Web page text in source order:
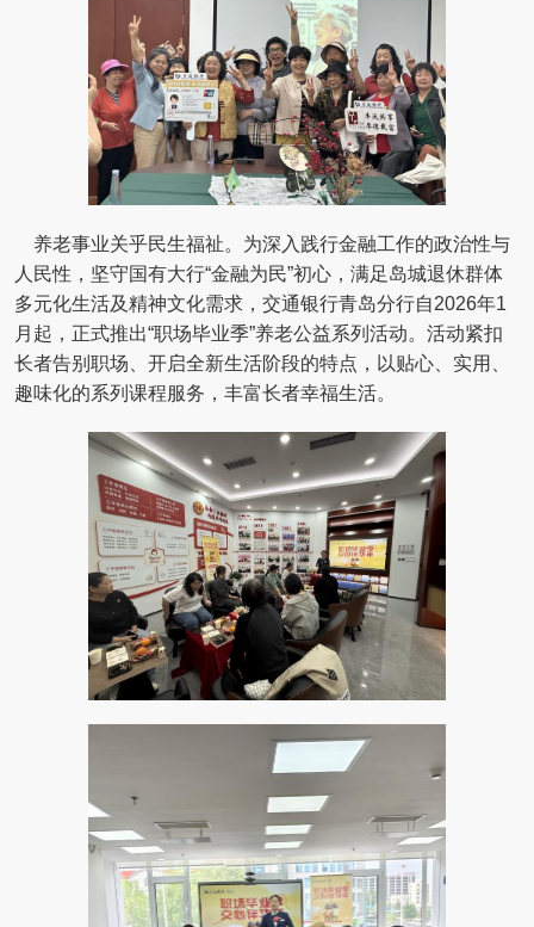
养老事业关乎民生福祉。为深入践行金融工作的政治性与
人民性，坚守国有大行“金融为民”初心，满足岛城退休群体
多元化生活及精神文化需求，交通银行青岛分行自2026年1
月起，正式推出“职场毕业季”养老公益系列活动。活动紧扣
长者告别职场、开启全新生活阶段的特点，以贴心、实用、
趣味化的系列课程服务，丰富长者幸福生活。